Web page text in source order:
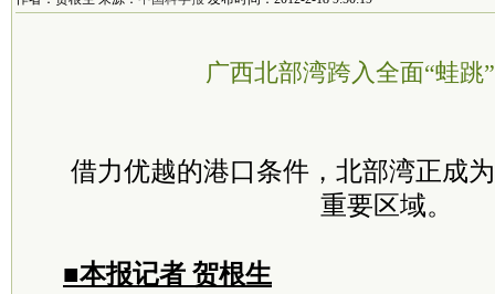
广西北部湾跨入全面“蛙跳
借力优越的港口条件，北部湾正成
重要区域。
■本报记者 贺根生